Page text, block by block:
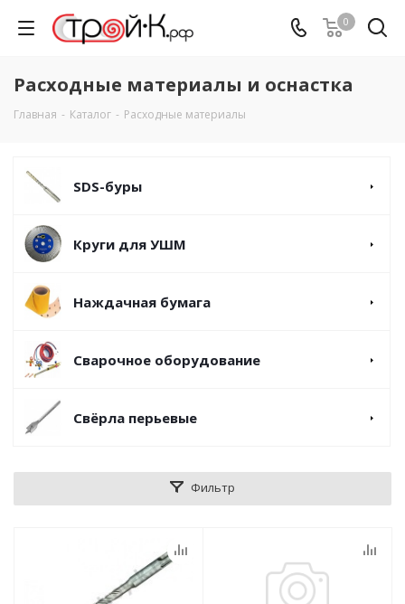
0
Расходные материалы и оснастка
Главная - Каталог - Расходные материалы
SDS-буры
Круги для УШМ
Наждачная бумага
Сварочное оборудование
Свёрла перьевые
Фильтр